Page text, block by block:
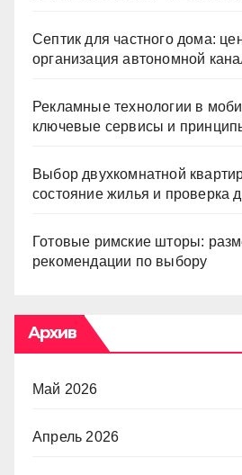
Септик для частного дома:
организация автономной
Рекламные технологии в
ключевые сервисы и
Выбор двухкомнатной
состояние жилья и проверка
Готовые римские шторы:
рекомендации по выбору
Архив
Май 2026
Апрель 2026